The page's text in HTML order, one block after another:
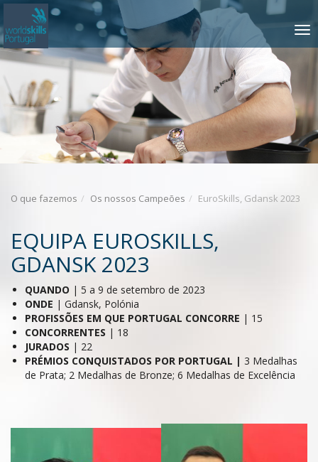
Saltar
o
conteúdo
TOGGLE
O que fazemos Os nossos Campeões EuroSkills, Gdansk 2023
EQUIPA EUROSKILLS,
GDANSK 2023
QUANDO | 5 a 9 de setembro de 2023
ONDE | Gdansk, Polónia
PROFISSÕES EM QUE PORTUGAL CONCORRE | 15
CONCORRENTES | 18
JURADOS | 22
PRÉMIOS CONQUISTADOS POR PORTUGAL | 3 Medalhas
de Prata; 2 Medalhas de Bronze; 6 Medalhas de Excelência